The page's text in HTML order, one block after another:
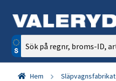
Sök
efter:
Hem Släpvagnsfabrikat